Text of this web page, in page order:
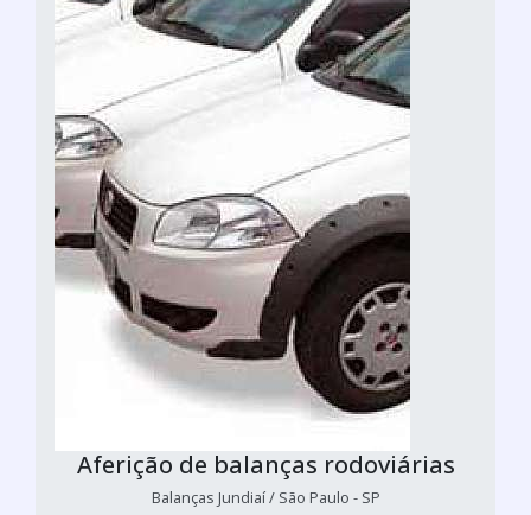
Aferição de balanças rodoviárias
Balanças Jundiaí / São Paulo - SP